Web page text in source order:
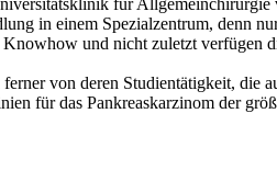
in einem Spezialzentrum, denn
und nicht zuletzt verfügen
von deren Studientätigkeit, die
für das Pankreaskarzinom der